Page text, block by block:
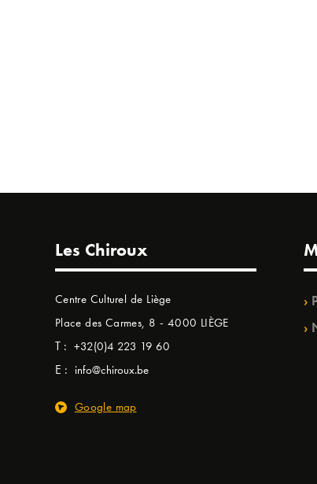
Les Chiroux
Centre Culturel de Liège
Place des Carmes, 8 - 4000 LIÈGE
T : +32(0)4 223 19 60
E : info@chiroux.be
Google map